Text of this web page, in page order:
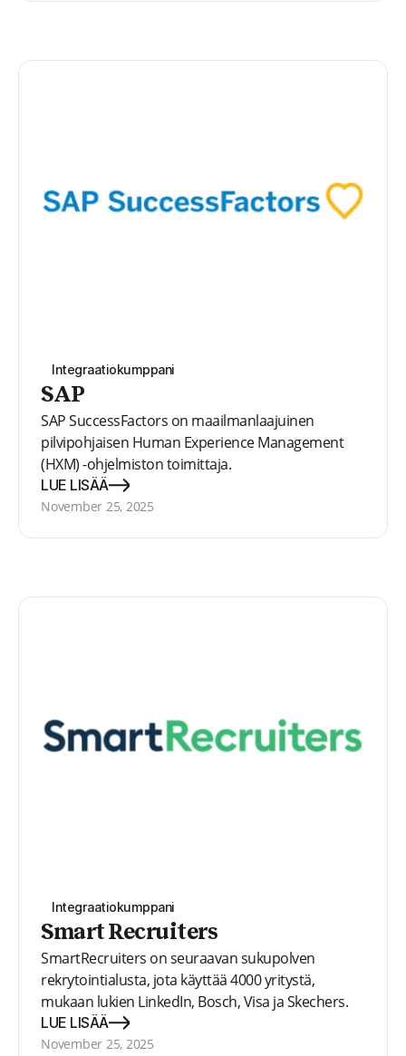
Integraatiokumppani
SAP
SAP SuccessFactors on maailmanlaajuinen
pilvipohjaisen Human Experience Management
(HXM) -ohjelmiston toimittaja.
LUE LISÄÄ
November 25, 2025
Integraatiokumppani
Smart Recruiters
SmartRecruiters on seuraavan sukupolven
rekrytointialusta, jota käyttää 4000 yritystä,
mukaan lukien LinkedIn, Bosch, Visa ja Skechers.
Kolmansien osapuolten sovellusten ja palveluiden
ekosysteemi auttaa rekrytoijia vapautumaan
LUE LISÄÄ
November 25, 2025